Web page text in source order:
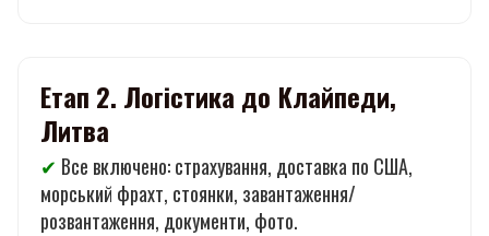
Етап 2. Логістика до Клайпеди,
Литва
✔ Все включено: страхування, доставка по США,
морський фрахт, стоянки, завантаження/
розвантаження, документи, фото.